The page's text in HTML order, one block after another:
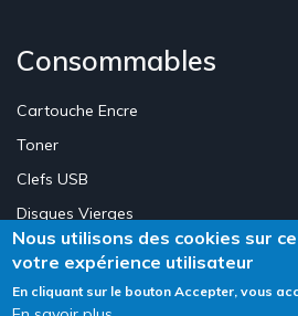
Consommables
Cartouche Encre
Toner
Clefs USB
Disques Vierges
Création Site E-commerce
Nous utilisons des cookies sur
votre expérience utilisateur
En cliquant sur le bouton Accepter, vous